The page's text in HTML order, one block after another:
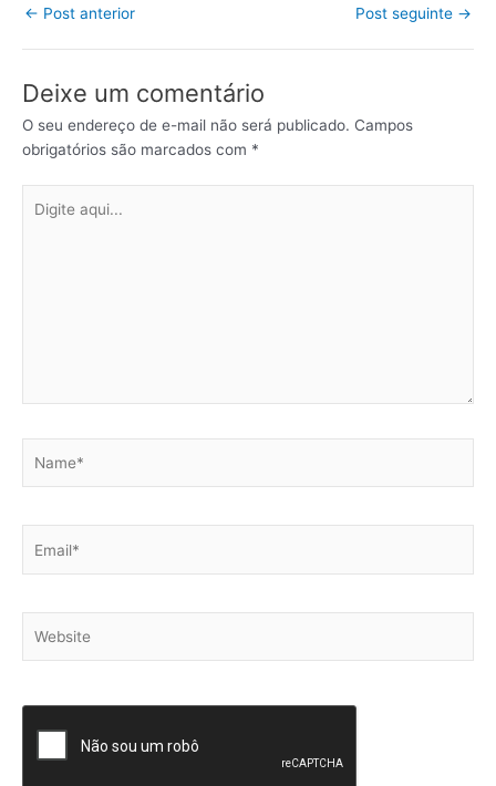
← Post anterior Post seguinte →
Deixe um comentário
O seu endereço de e-mail não será publicado. Campos
obrigatórios são marcados com *
aqui...